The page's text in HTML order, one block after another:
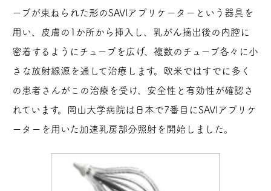
ーブが束ねられた形のSAVIアプリケーターという器具を
用い、皮膚の1か所から挿入し、乳がん摘出後の内腔に
密着するようにチューブを広げ、複数のチューブ各々に小
さな放射線源を通して治療します。欧米ではすでに多く
の患者さんがこの治療を受け、安全性と有効性が確認さ
れています。岡山大学病院は日本で7番目にSAVIアプリケ
ーターを用いた加速乳房部分照射を開始しました。